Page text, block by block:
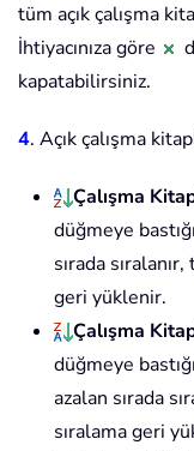
tüm açık çalışma
İhtiyacınıza göre
kapatabilirsiniz.
4. Açık çalışma
Çalışma
düğmeye
sırada
geri yüklenir.
Çalışma
düğmeye
azalan sırada
sıralama geri